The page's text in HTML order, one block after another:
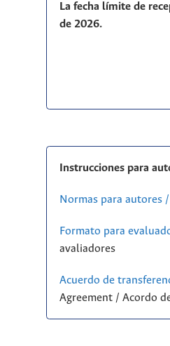
La fecha límite de
de 2026.
Instrucciones para
Normas para autores
Formato para
avaliadores
Acuerdo de
Agreement / Acordo